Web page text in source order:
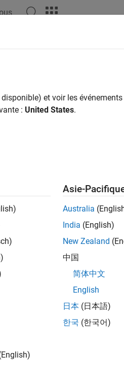
from cell array format to
a separate polygon.
et voir les
: United States.
Asie-
Australia
India (English)
New Zealand
中国
简体中文
English
日本 (日本語)
한국 (한국어)